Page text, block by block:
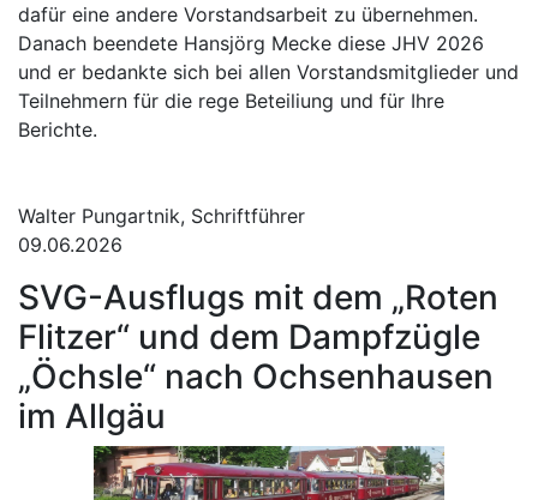
dafür eine andere Vorstandsarbeit zu übernehmen.
Danach beendete Hansjörg Mecke diese JHV 2026
und er bedankte sich bei allen Vorstandsmitglieder und
Teilnehmern für die rege Beteiliung und für Ihre
Berichte.
Walter Pungartnik, Schriftführer
09.06.2026
SVG-Ausflugs mit dem „Roten
Flitzer“ und dem Dampfzügle
„Öchsle“ nach Ochsenhausen
im Allgäu